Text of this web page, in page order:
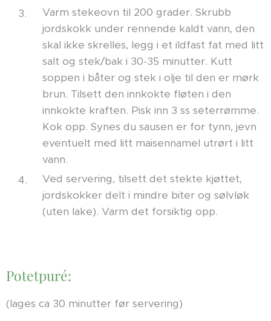
Varm stekeovn til 200 grader. Skrubb
jordskokk under rennende kaldt vann, den
skal ikke skrelles, legg i et ildfast fat med litt
salt og stek/bak i 30-35 minutter. Kutt
soppen i båter og stek i olje til den er mørk
brun. Tilsett den innkokte fløten i den
innkokte kraften. Pisk inn 3 ss seterrømme.
Kok opp. Synes du sausen er for tynn, jevn
eventuelt med litt maisennamel utrørt i litt
vann.
Ved servering, tilsett det stekte kjøttet,
jordskokker delt i mindre biter og sølvløk
(uten lake). Varm det forsiktig opp.
Potetpuré:
(lages ca 30 minutter før servering)